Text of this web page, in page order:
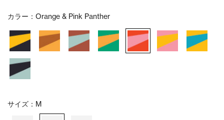
カラー： Orange & Pink Panther
サイズ： M